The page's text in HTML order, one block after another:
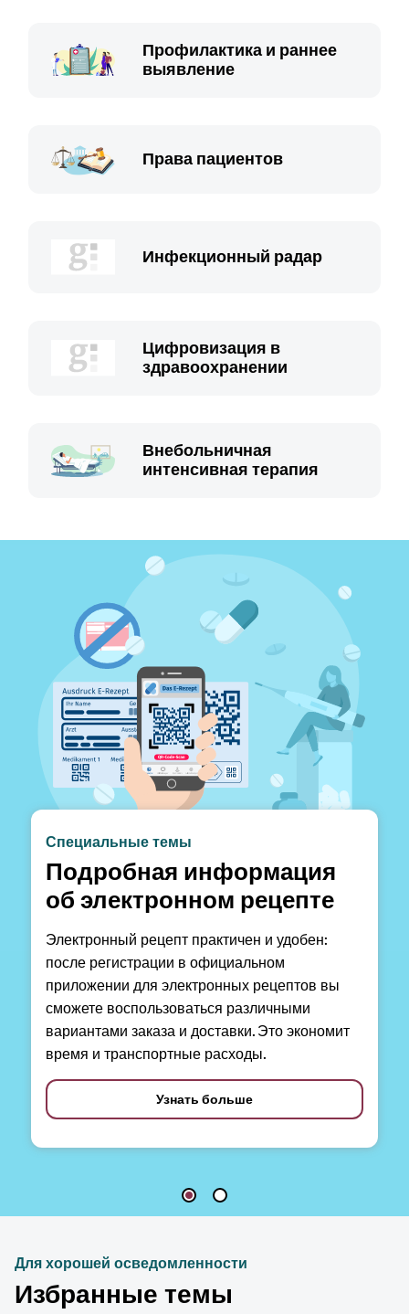
Профилактика и раннее
выявление
Права пациентов
Инфекционный радар
Цифровизация в
здравоохранении
Внебольничная
интенсивная терапия
Специальные темы
Подробная информация
об электронном рецепте
Электронный рецепт практичен и удобен:
после регистрации в официальном
приложении для электронных рецептов вы
сможете воспользоваться различными
вариантами заказа и доставки. Это экономит
время и транспортные расходы.
Узнать больше
Для хорошей осведомленности
Избранные темы